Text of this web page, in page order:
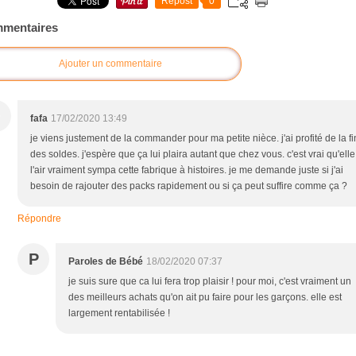
Ajouter un commentaire
fafa 17/02/2020 13:49
je viens justement de la commander pour ma petite nièce. j'ai profité de la
des soldes. j'espère que ça lui plaira autant que chez vous. c'est vrai
l'air vraiment sympa cette fabrique à histoires. je me demande juste si j'ai
besoin de rajouter des packs rapidement ou si ça peut suffire comme ça ?
Répondre
P Paroles de Bébé 18/02/2020 07:37
je suis sure que ca lui fera trop plaisir ! pour moi, c'est vraiment un
des meilleurs achats qu'on ait pu faire pour les garçons. elle est
largement rentabilisée !